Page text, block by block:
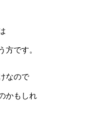
方です。
なので
かもしれ